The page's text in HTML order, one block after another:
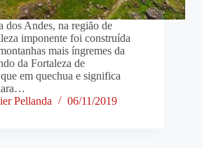
dos Andes, na região de
imponente foi construída
mais íngremes da
da Fortaleza de
em quechua e significa
Pellanda
06/11/2019